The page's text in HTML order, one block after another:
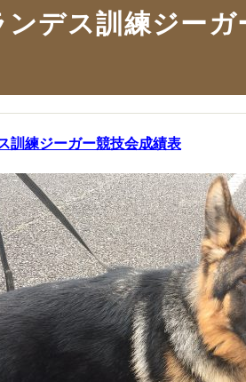
ンデス訓練ジーガ
訓練ジーガー競技会成績表